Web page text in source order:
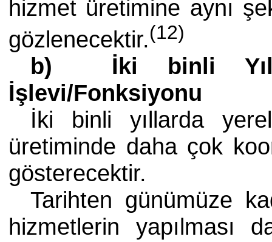
hizmet üretimine aynı
gözlenecektir.(12)
b) İki binli
İşlevi/Fonksiyonu
İki binli yıllarda
üretiminde daha çok
gösterecektir.
Tarihten günümüze
hizmetlerin